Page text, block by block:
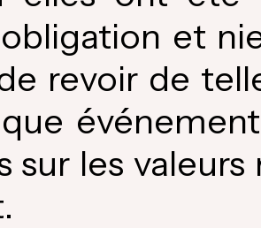
et
revoir de
sur les